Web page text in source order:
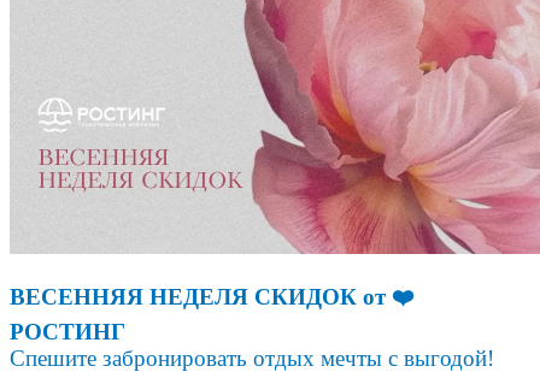
ВЕСЕННЯЯ НЕДЕЛЯ СКИДОК от ❤️
РОСТИНГ
Спешите забронировать отдых мечты с выгодой!